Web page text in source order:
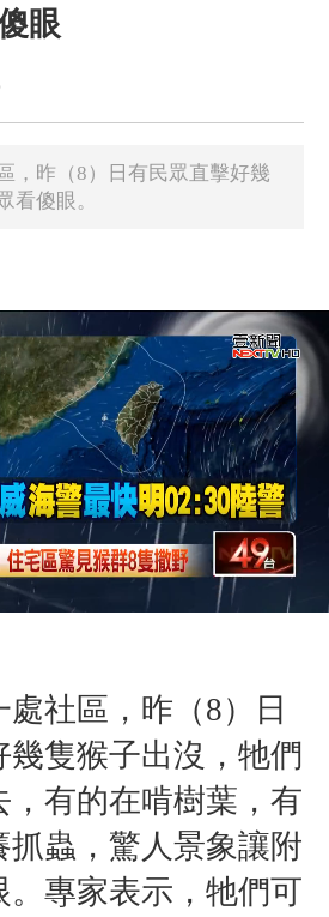
眼
，昨（8）日有民眾直擊好幾
看傻眼。
社區，昨（8）日
隻猴子出沒，牠們
，有的在啃樹葉，有
抓蟲，驚人景象讓附
。專家表示，牠們可